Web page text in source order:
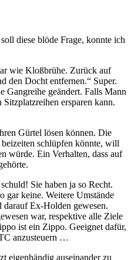
diese blöde Frage, konnte ich
wie Kloßbrühe. Zurück auf
den Docht entfernen.“ Super.
Gangreihe geändert. Falls Mann
ersparen kann.
Gürtel lösen können. Die
beizeiten schlüpfen könnte, will
würde. Ein Verhalten, dass auf
Sie haben ja so Recht.
gar keine. Weitere Umstände
darauf Ex-Holden gewesen.
war, respektive alle Ziele
ist ein Zippo. Geeignet dafür,
anzusteuern …
eigenhändig auseinander zu